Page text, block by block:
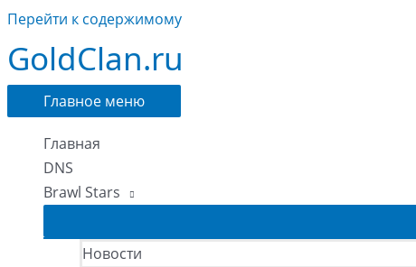
Перейти к содержимому
GoldClan.ru
Главное меню
Главная
DNS
Brawl Stars
Новости